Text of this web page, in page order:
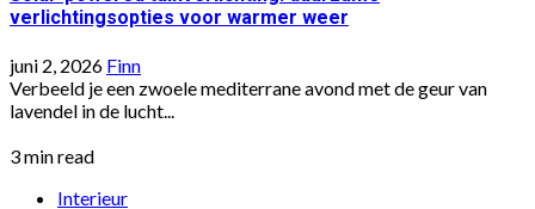
verlichtingsopties voor warmer weer
juni 2, 2026 Finn
Verbeeld je een zwoele mediterrane avond met de geur van
lavendel in de lucht...
3 min read
Interieur